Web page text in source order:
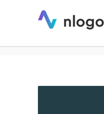
Projekt logo